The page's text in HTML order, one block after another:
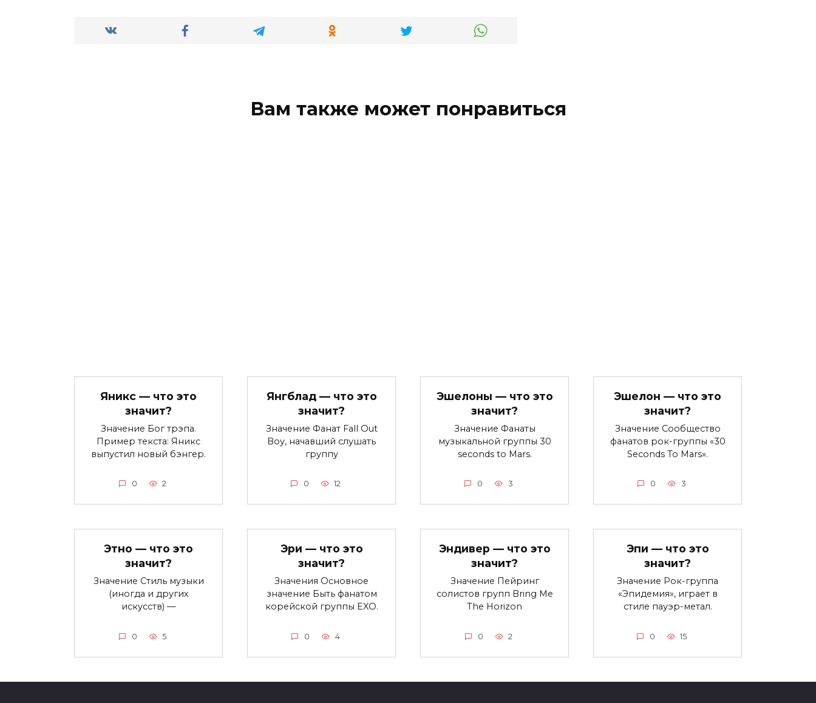
Вам также может понравиться
Яникс — что это
значит?
Значение Бог трэпа.
Пример текста: Яникс
выпустил новый бэнгер.
0 2
Янгблад — что это
значит?
Значение Фанат Fall Out
Boy, начавший слушать
группу
0 12
Эшелоны — что это
значит?
Значение Фанаты
музыкальной группы 30
seconds to Mars.
0 3
Эшелон — что это
значит?
Значение Сообщество
фанатов рок-группы «30
Seconds To Mars».
0 3
Этно — что это
значит?
Значение Стиль музыки
(иногда и других
искусств) —
0 5
Эри — что это
значит?
Значения Основное
значение Быть фанатом
корейской группы EXO.
0 4
Эндивер — что это
значит?
Значение Пейринг
солистов групп Bring Me
The Horizon
0 2
Эпи — что это
значит?
Значение Рок-группа
«Эпидемия», играет в
стиле пауэр-метал.
0 15